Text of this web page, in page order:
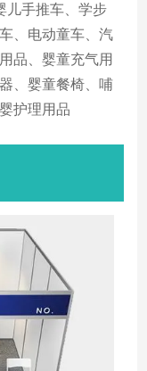
儿手推车、学步
、电动童车、汽
品、婴童充气用
、婴童餐椅、哺
护理用品